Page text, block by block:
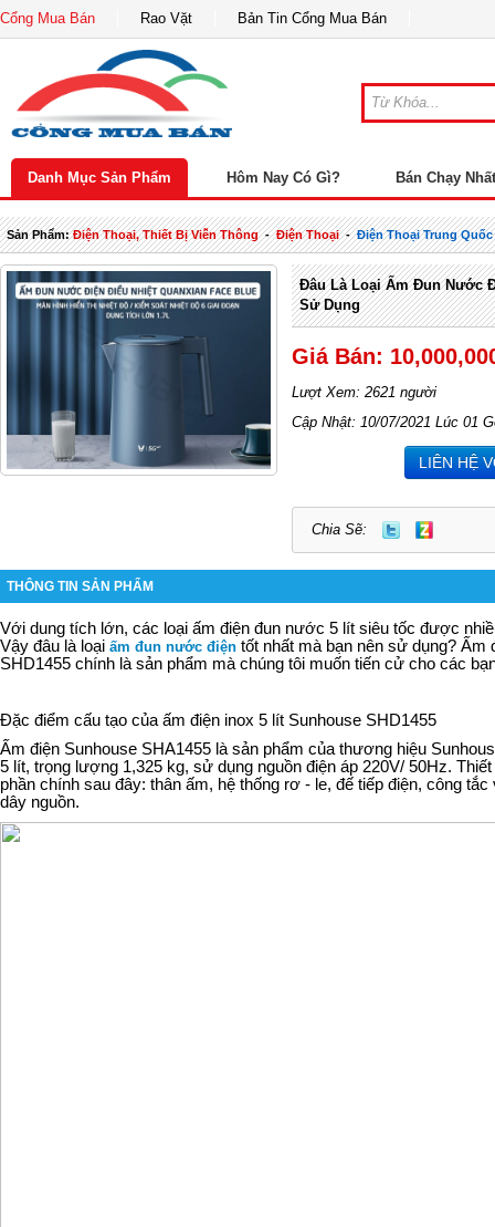
Cổng Mua Bán Rao Vặt Bản Tin Cổng Mua Bán
Danh Mục Sản Phẩm Hôm Nay Có Gì? Bán Chạy Nhất
Sản Phẩm:Điện Thoại, Thiết Bị Viễn Thông-Điện Thoại-Điện Thoại Trung Quốc
Đâu Là Loại Ấm Đun Nước
Sử Dụng
Giá Bán:
Lượt Xem: 2621 người
Cập Nhật: 10/07/2021 Lúc 01
LIÊN HỆ
Chia Sẽ:
THÔNG TIN SẢN PHẨM
Với dung tích lớn, các loại ấm điện đun nước 5 lít siêu tốc được
Vậy đâu là loại ấm đun nước điện tốt nhất mà bạn nên sử dụng? Ấm
SHD1455 chính là sản phẩm mà chúng tôi muốn tiến cử cho các
Đặc điểm cấu tạo của ấm điện inox 5 lít Sunhouse SHD1455
Ấm điện Sunhouse SHA1455 là sản phẩm của thương hiệu
5 lít, trọng lượng 1,325 kg, sử dụng nguồn điện áp 220V/ 50Hz.
phần chính sau đây: thân ấm, hệ thống rơ - le, đế tiếp điện, công tắc
dây nguồn.